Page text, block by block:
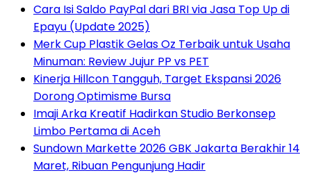
Cara Isi Saldo PayPal dari BRI via Jasa Top Up di
Epayu (Update 2025)
Merk Cup Plastik Gelas Oz Terbaik untuk Usaha
Minuman: Review Jujur PP vs PET
Kinerja Hillcon Tangguh, Target Ekspansi 2026
Dorong Optimisme Bursa
Imaji Arka Kreatif Hadirkan Studio Berkonsep
Limbo Pertama di Aceh
Sundown Markette 2026 GBK Jakarta Berakhir 14
Maret, Ribuan Pengunjung Hadir